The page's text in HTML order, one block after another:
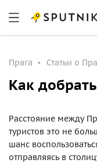
Прага Статьи о
Как
Расстояние между
туристов это не
шанс
отправляясь в